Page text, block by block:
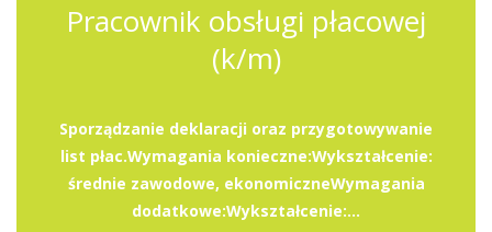
Pracownik obsługi płacowej
(k/m)
Sporządzanie deklaracji oraz przygotowywanie
list płac.Wymagania konieczne:Wykształcenie:
średnie zawodowe, ekonomiczneWymagania
dodatkowe:Wykształcenie:...